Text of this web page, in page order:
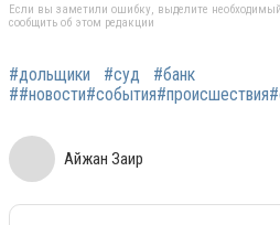
Если вы заметили ошибку, выделите
сообщить об этом редакции
#дольщики #суд
#банк
Айжан Заир